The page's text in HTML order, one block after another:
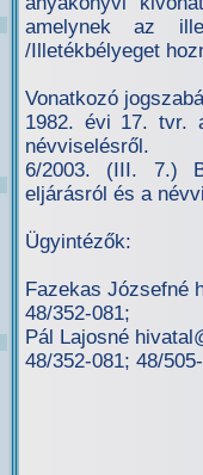
amelynek az
/Illetékbélyeget
Vonatkozó
1982. évi 17. tvr.
névviselésről.
6/2003. (III. 7.)
eljárásról és a
Ügyintézők:
Fazekas Józsefné
48/352-081;
Pál Lajosné
48/352-081; 48/